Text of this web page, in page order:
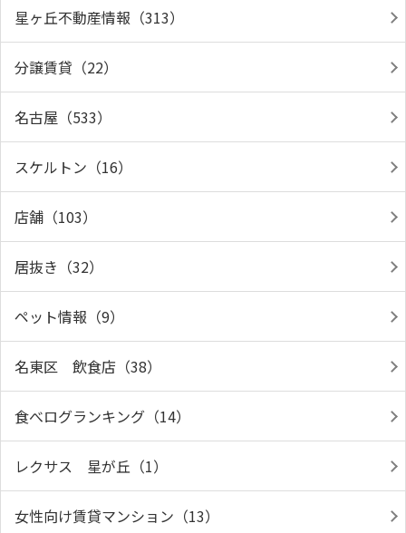
星ヶ丘不動産情報（313）
分譲賃貸（22）
名古屋（533）
スケルトン（16）
店舗（103）
居抜き（32）
ペット情報（9）
名東区 飲食店（38）
食べログランキング（14）
レクサス 星が丘（1）
女性向け賃貸マンション（13）